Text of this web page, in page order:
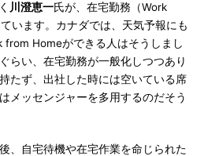
川澄恵一氏が、在宅勤務（Work
います。カナダでは、天気予報にも
from Homeができる人はそうしまし
らい、在宅勤務が一般化しつつあり
たず、出社した時には空いている席
メッセンジャーを多用するのだそう
、自宅待機や在宅作業を命じられた